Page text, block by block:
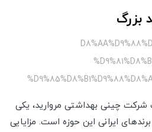
بزرگ
/
شرکت چینی بهداشتی مروارید، یکی
ایرانی این حوزه است. مزایایی